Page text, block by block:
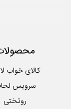
کالای خواب
سرویس
روتختی